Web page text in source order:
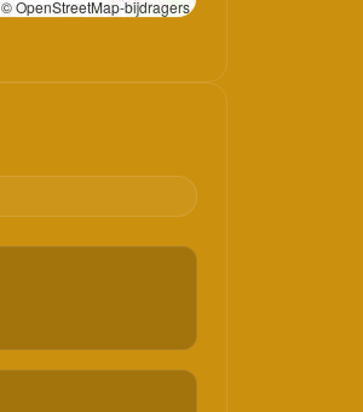
© OpenStreetMap-bijdragers